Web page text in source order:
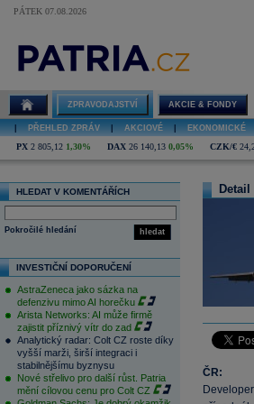
PÁTEK 07.08.2026
ZPRAVODAJSTVÍ AKCIE & FONDY
PŘEHLED ZPRÁV AKCIOVÉ EKONOMICKÉ
PX 2 805,12 1,30% DAX 26 140,13 0,05% CZK/€
HLEDAT V KOMENTÁŘÍCH
hledat
Pokročilé hledání
INVESTIČNÍ DOPORUČENÍ
AstraZeneca jako sázka na
defenzivu mimo AI horečku
Arista Networks: AI může firmě
zajistit příznivý vítr do zad
Analytický radar: Colt CZ roste díky
vyšší marži, širší integraci i
stabilnějšímu byznysu
Nové střelivo pro další růst. Patria
mění cílovou cenu pro Colt CZ
ČR: